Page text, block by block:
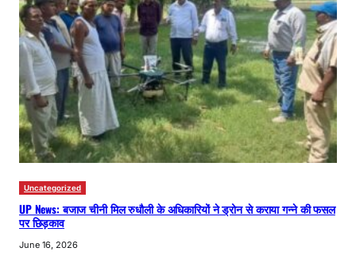
Uncategorized
UP News: बजाज चीनी मिल रुधौली के अधिकारियों ने ड्रोन से कराया गन्ने की फसल
पर छिड़काव
June 16, 2026